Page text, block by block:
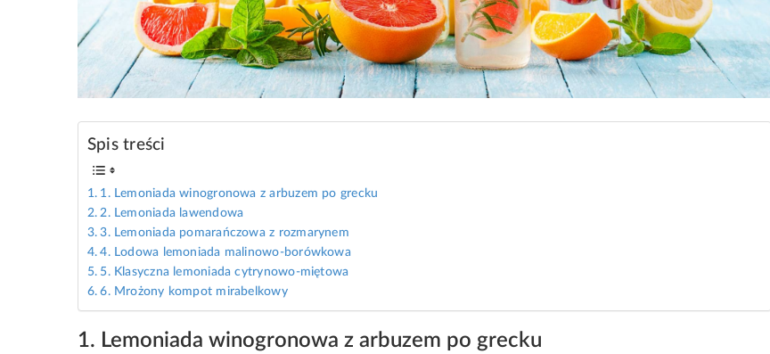
Spis treści
1. Lemoniada winogronowa z arbuzem po grecku
2. Lemoniada lawendowa
3. Lemoniada pomarańczowa z rozmarynem
4. Lodowa lemoniada malinowo-borówkowa
5. Klasyczna lemoniada cytrynowo-miętowa
6. Mrożony kompot mirabelkowy
1. Lemoniada winogronowa z arbuzem po grecku